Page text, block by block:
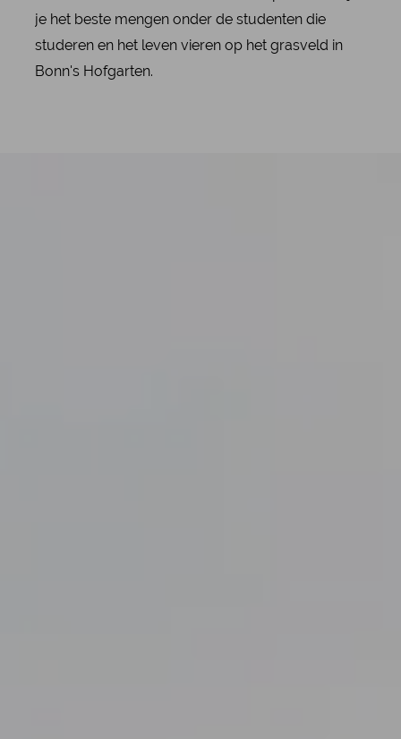
je het beste mengen onder de studenten die
studeren en het leven vieren op het grasveld in
Bonn's Hofgarten.